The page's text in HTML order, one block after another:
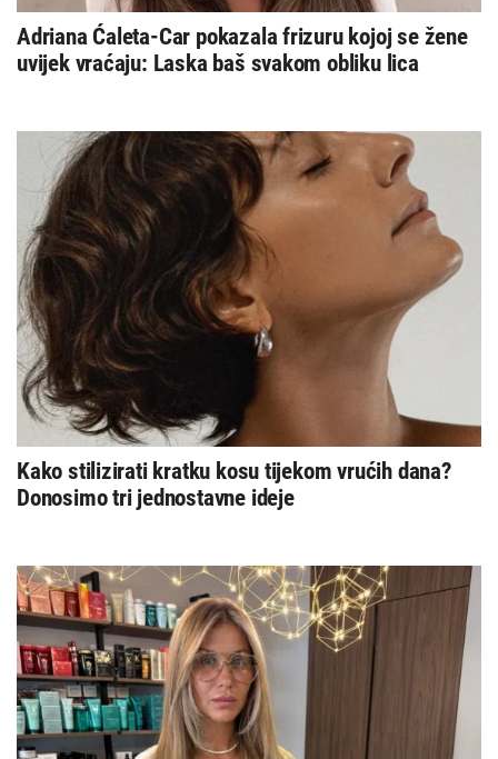
Adriana Ćaleta-Car pokazala frizuru kojoj se žene
uvijek vraćaju: Laska baš svakom obliku lica
Kako stilizirati kratku kosu tijekom vrućih dana?
Donosimo tri jednostavne ideje